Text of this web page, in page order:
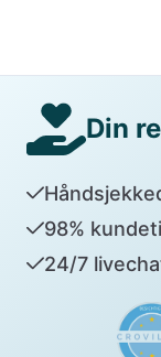
Din
98%
24/7